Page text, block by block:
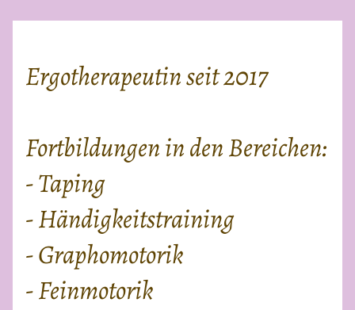
Ergotherapeutin seit 2017
Fortbildungen in den Bereichen:
- Taping
- Händigkeitstraining
- Graphomotorik
- Feinmotorik